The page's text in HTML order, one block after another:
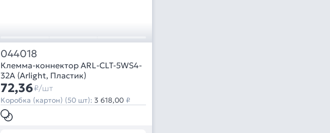
044018
Клемма-коннектор ARL-CLT-5WS4-
32A (Arlight, Пластик)
72,36₽/шт
Коробка (картон) (50 шт): 3 618,00 ₽